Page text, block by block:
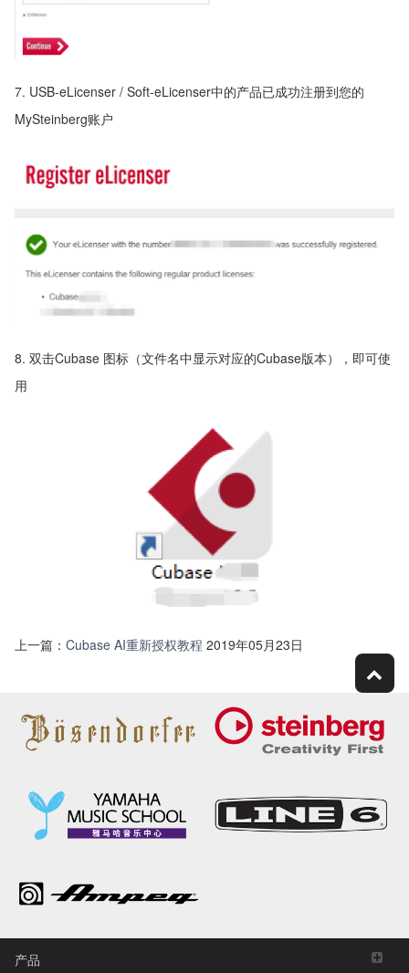
7. USB-eLicenser / Soft-eLicenser中的产品已成功注册到您的
MySteinberg账户
8. 双击Cubase 图标（文件名中显示对应的Cubase版本），即可使
用
上一篇： Cubase AI重新授权教程 2019年05月23日
产品